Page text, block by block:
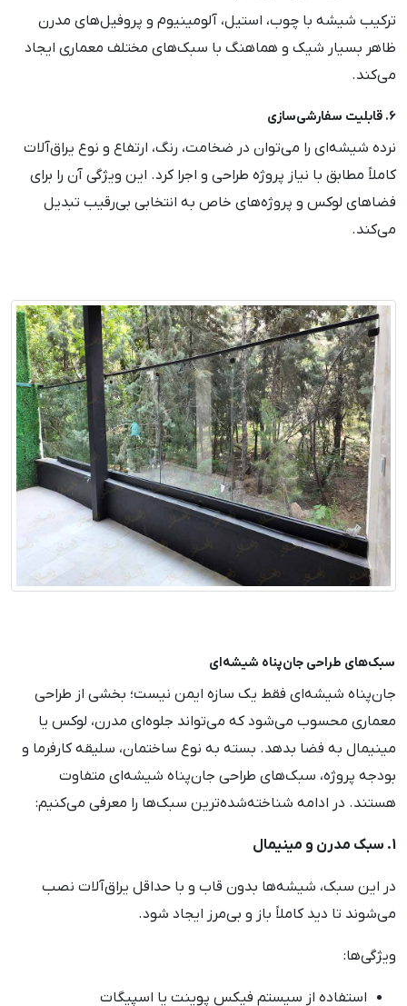
ترکیب شیشه با چوب، استیل، آلومینیوم و پروفیل‌های مدرن
ظاهر بسیار شیک و هماهنگ با سبک‌های مختلف معماری ایجاد
می‌کند.
۶. قابلیت سفارشی‌سازی
نرده شیشه‌ای را می‌توان در ضخامت، رنگ، ارتفاع و نوع یراق‌آلات
کاملاً مطابق با نیاز پروژه طراحی و اجرا کرد. این ویژگی آن را برای
فضاهای لوکس و پروژه‌های خاص به انتخابی بی‌رقیب تبدیل
می‌کند.
سبک‌های طراحی جان‌پناه شیشه‌ای
جان‌پناه شیشه‌ای فقط یک سازه ایمن نیست؛ بخشی از طراحی
معماری محسوب می‌شود که می‌تواند جلوه‌ای مدرن، لوکس یا
مینیمال به فضا بدهد. بسته به نوع ساختمان، سلیقه کارفرما و
بودجه پروژه، سبک‌های طراحی جان‌پناه شیشه‌ای متفاوت
هستند. در ادامه شناخته‌شده‌ترین سبک‌ها را معرفی می‌کنیم:
1. سبک مدرن و مینیمال
در این سبک، شیشه‌ها بدون قاب و با حداقل یراق‌آلات نصب
می‌شوند تا دید کاملاً باز و بی‌مرز ایجاد شود.
ویژگی‌ها:
استفاده از سیستم فیکس پوینت یا اسپیگات